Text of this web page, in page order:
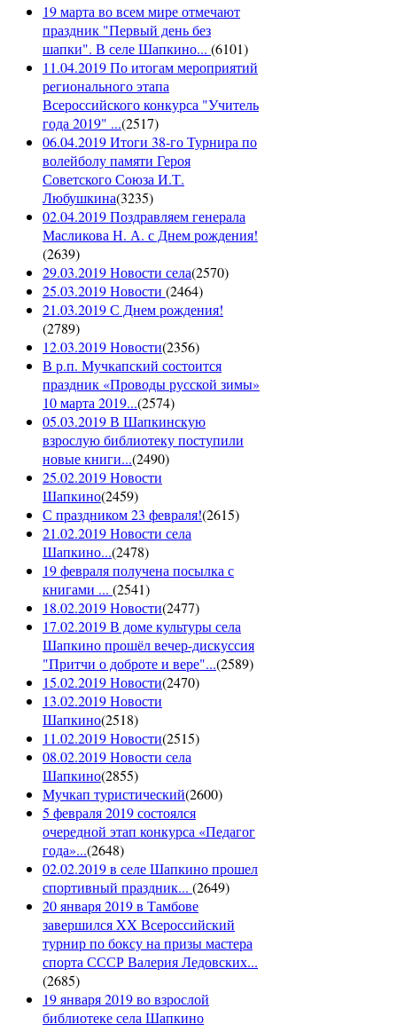
19 марта во всем мире отмечают
праздник "Первый день без
шапки". В селе Шапкино... (6101)
11.04.2019 По итогам мероприятий
регионального этапа
Всероссийского конкурса "Учитель
года 2019" ...(2517)
06.04.2019 Итоги 38-го Турнира по
волейболу памяти Героя
Советского Союза И.Т.
Любушкина(3235)
02.04.2019 Поздравляем генерала
Масликова Н. А. с Днем рождения!
(2639)
29.03.2019 Новости села(2570)
25.03.2019 Новости (2464)
21.03.2019 С Днем рождения!
(2789)
12.03.2019 Новости(2356)
В р.п. Мучкапский состоится
праздник «Проводы русской зимы»
10 марта 2019...(2574)
05.03.2019 В Шапкинскую
взрослую библиотеку поступили
новые книги...(2490)
25.02.2019 Новости
Шапкино(2459)
С праздником 23 февраля!(2615)
21.02.2019 Новости села
Шапкино...(2478)
19 февраля получена посылка с
книгами ... (2541)
18.02.2019 Новости(2477)
17.02.2019 В доме культуры села
Шапкино прошёл вечер-дискуссия
"Притчи о доброте и вере"...(2589)
15.02.2019 Новости(2470)
13.02.2019 Новости
Шапкино(2518)
11.02.2019 Новости(2515)
08.02.2019 Новости села
Шапкино(2855)
Мучкап туристический(2600)
5 февраля 2019 состоялся
очередной этап конкурса «Педагог
года»...(2648)
02.02.2019 в селе Шапкино прошел
спортивный праздник... (2649)
20 января 2019 в Тамбове
завершился XX Всероссийский
турнир по боксу на призы мастера
спорта СССР Валерия Ледовских...
(2685)
19 января 2019 во взрослой
библиотеке села Шапкино